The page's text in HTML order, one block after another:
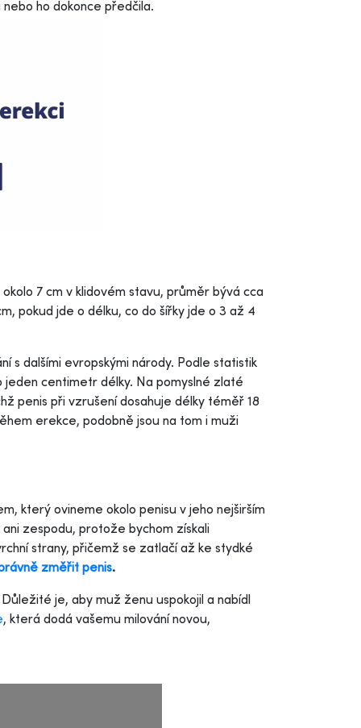
ho dokonce předčila.
7 cm v klidovém stavu, průměr bývá cca
pokud jde o délku, co do šířky jde o 3 až 4
s dalšími evropskými národy. Podle statistik
centimetr délky. Na pomyslné zlaté
penis při vzrušení dosahuje délky téměř 18
erekce, podobně jsou na tom i muži
který ovineme okolo penisu v jeho nejširším
zespodu, protože bychom získali
strany, přičemž se zatlačí až ke stydké
změřit penis.
je, aby muž ženu uspokojil a nabídl
, která dodá vašemu milování novou,